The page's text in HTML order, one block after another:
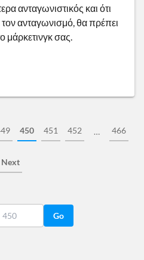
ανταγωνιστικός και ότι
ανταγωνισμό, θα πρέπει
μάρκετινγκ σας.
450 451 452 … 466
Next
Go